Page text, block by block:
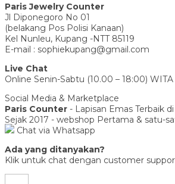
Paris Jewelry Counter
Jl Diponegoro No 01
(belakang Pos Polisi Kanaan)
Kel Nunleu, Kupang -NTT 85119
E-mail : sophiekupang@gmail.com
Live Chat
Online Senin-Sabtu (10.00 – 18:00) WITA
Social Media & Marketplace
Paris Counter - Lapisan Emas Terbaik
Sejak 2017 - webshop Pertama & satu-
Chat via Whatsapp
Ada yang ditanyakan?
Klik untuk chat dengan customer